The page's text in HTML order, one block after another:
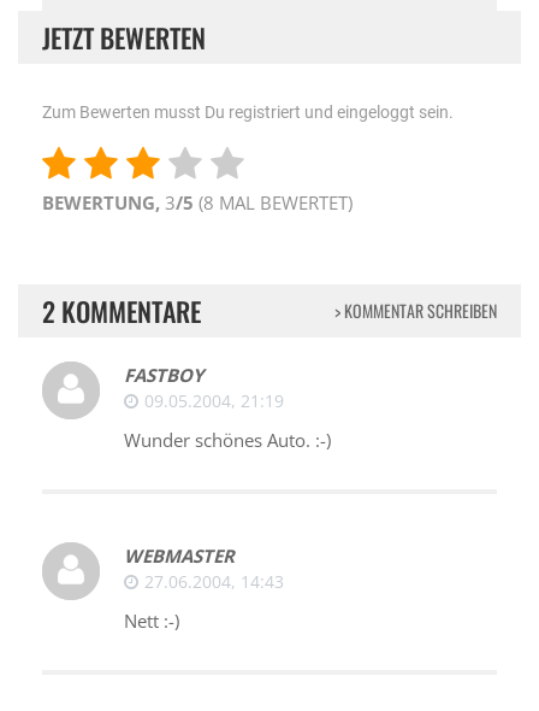
JETZT BEWERTEN
Zum Bewerten musst Du registriert und eingeloggt sein.
BEWERTUNG, 3/5 (8 MAL BEWERTET)
2 KOMMENTARE > KOMMENTAR SCHREIBEN
FASTBOY
09.05.2004, 21:19
Wunder schönes Auto. :-)
WEBMASTER
27.06.2004, 14:43
Nett :-)